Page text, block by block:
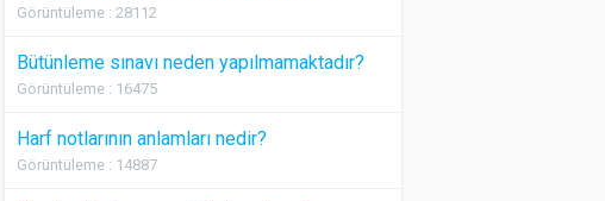
Görüntüleme : 28112
Bütünleme sınavı neden yapılmamaktadır?
Görüntüleme : 16475
Harf notlarının anlamları nedir?
Görüntüleme : 14887